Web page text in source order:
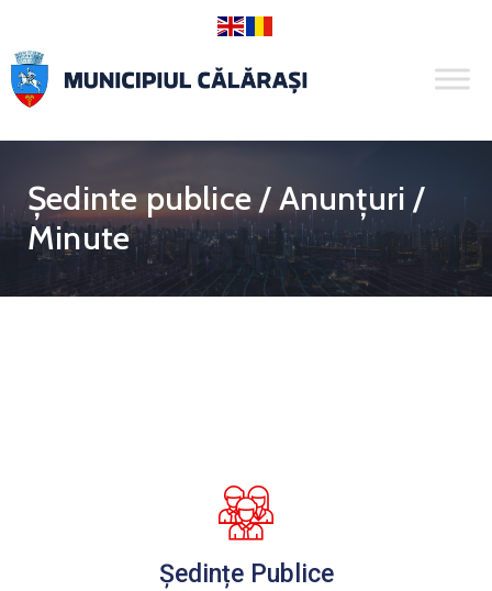
Ședinte publice / Anunțuri /
Minute
Ședințe Publice